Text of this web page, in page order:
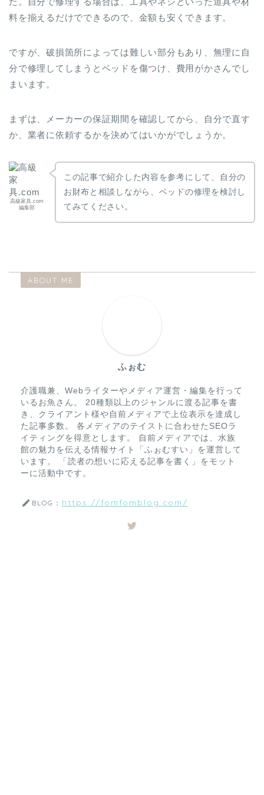
料を揃えるだけでできるので、金額も安くできます。
ですが、破損箇所によっては難しい部分もあり、無理に自
分で修理してしまうとベッドを傷つけ、費用がかさんでし
まいます。
まずは、メーカーの保証期間を確認してから、自分で直す
か、業者に依頼するかを決めてはいかがでしょうか。
高級家具.com
編集部
この記事で紹介した内容を参考にして、自分の
お財布と相談しながら、ベッドの修理を検討し
てみてください。
ABOUT ME
ふぉむ
介護職兼、Webライターやメディア運営・編集を行って
いるお魚さん。 20種類以上のジャンルに渡る記事を書
き、クライアント様や自前メディアで上位表示を達成し
た記事多数。 各メディアのテイストに合わせたSEOラ
イティングを得意とします。 自前メディアでは、水族
館の魅力を伝える情報サイト「ふぉむすい」を運営して
います。 「読者の想いに応える記事を書く」をモット
ーに活動中です。
BLOG： https://fomfomblog.com/